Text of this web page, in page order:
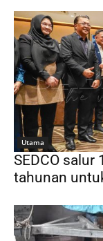
Utama
SEDCO
tahunan